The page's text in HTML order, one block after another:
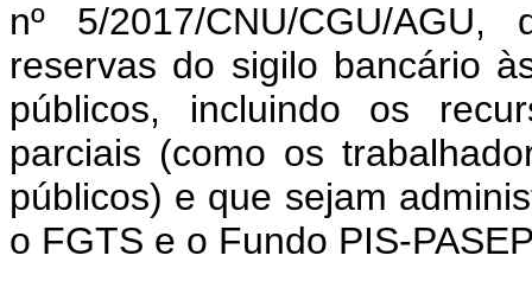
nº 5/2017/CNU/CGU/
reservas do sigilo bancário
públicos, incluindo os
parciais (como os
públicos) e que sejam
o FGTS e o Fundo PIS-